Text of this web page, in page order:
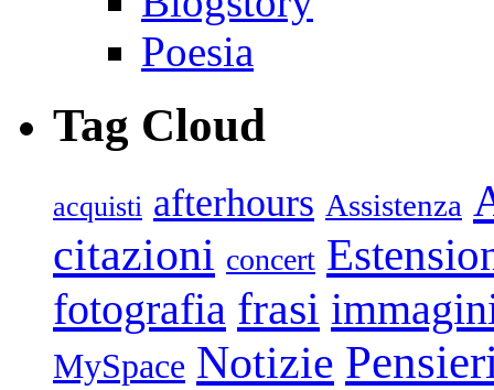
Poesia
Tag Cloud
acquisti afterhours Assistenza
citazioni concert
fotografia frasi
MySpace Notizie